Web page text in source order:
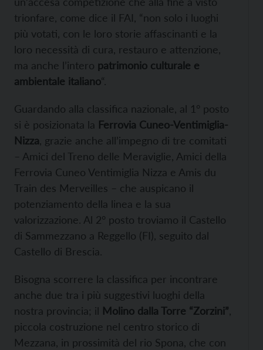
trionfare, come dice il FAI, “non solo i luoghi
più votati, con le loro storie affascinanti e la
loro necessità di cura, restauro e attenzione,
ma anche l’intero patrimonio culturale e
ambientale italiano“.
Guardando alla classifica nazionale, al 1° posto
si è posizionata la Ferrovia Cuneo-Ventimiglia-
Nizza , grazie anche all’impegno di tre comitati
– Amici del Treno delle Meraviglie, Amici della
Ferrovia Cuneo Ventimiglia Nizza e Amis du
Train des Merveilles – che auspicano il
potenziamento della linea e la sua
valorizzazione. Al 2° posto troviamo il Castello
di Sammezzano a Reggello (FI), seguito dal
Castello di Brescia.
Bisogna scorrere la classifica per incontrare
anche due tra i più suggestivi luoghi della
nostra provincia; il Molino dalla Torre “Zorzini”
piccola costruzione nel centro storico di
Mezzana, in prossimità del rio Spona, che con